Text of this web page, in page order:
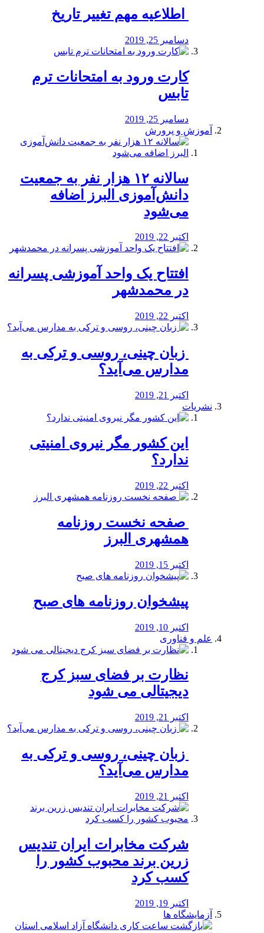
️ اطلاعیه مهم تغییر تاریخ
دسامبر 25, 2019
کارت ورود به امتحانات ترم
تابس
دسامبر 25, 2019
آموزش و پرورش
️سالانه ۱۲ هزار نفر به جمعیت
دانش‌آموزی البرز اضافه
می‌شود
اکتبر 22, 2019
افتتاح یک واحد آموزشی پسرانه
در محمدشهر
اکتبر 22, 2019
️ زبان چینی، روسی و ترکی به
مدارس می‌آید؟
اکتبر 21, 2019
نشریات
این کشور مگر نیروی امنیتی
ندارد؟
اکتبر 22, 2019
️ صفحه نخست روزنامه‌
همشهری البرز
اکتبر 15, 2019
پیشخوان روزنامه های صبح
اکتبر 10, 2019
علم و فناوری
نظارت بر فضای سبز کرج
دیجیتالی می شود
اکتبر 21, 2019
️ زبان چینی، روسی و ترکی به
مدارس می‌آید؟
اکتبر 21, 2019
شرکت مخابرات ایران تندیس
زرین برند محبوب کشور را
کسب کرد
اکتبر 19, 2019
آزمایشگاه ها